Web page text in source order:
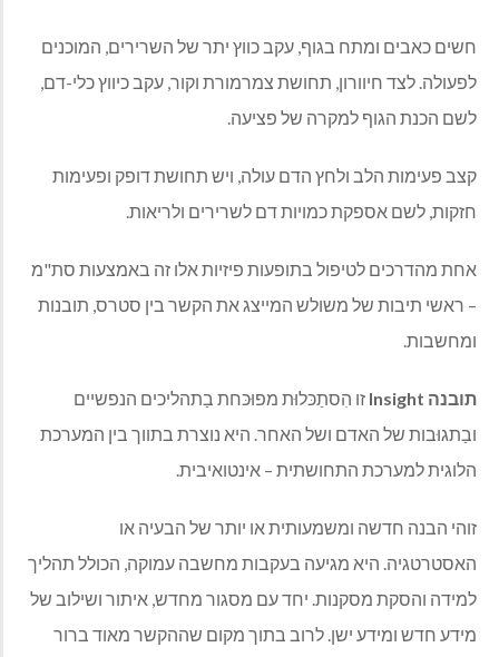
חשים כאבים ומתח בגוף, עקב כווץ יתר של השרירים, המוכנים
לפעולה. לצד חיוורון, תחושת צמרמורת וקור, עקב כיווץ כלי-דם,
לשם הכנת הגוף למקרה של פציעה.
קצב פעימות הלב ולחץ הדם עולה, ויש תחושת דופק ופעימות
חזקות, לשם אספקת כמויות דם לשרירים ולריאות.
אחת מהדרכים לטיפול בתופעות פיזיות אלו זה באמצעות סת"מ
– ראשי תיבות של משולש המייצג את הקשר בין סטרס, תובנות
ומחשבות.
תובנה Insight זו הִסתַכּלוּת מפוּכּחת בַתהליכים הנפשיים
ובַתגוּבות של האדם ושל האחר. היא נוצרת בתווך בין המערכת
הלוגית למערכת התחושתית – אינטואיבית.
זוהי הבנה חדשה ומשמעותית או יותר של הבעיה או
האסטרטגיה. היא מגיעה בעקבות מחשבה עמוקה, הכולל תהליך
למידה והסקת מסקנות. יחד עם מסגור מחדש, איתור ושילוב של
מידע חדש ומידע ישן. לרוב בתוך מקום שההקשר מאוד ברור